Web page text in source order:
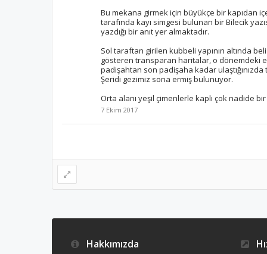
Bu mekana girmek için büyükçe bir kapıdan
tarafında kayı simgesi bulunan bir Bilecik
yazdığı bir anıt yer almaktadır.
Sol taraftan girilen kubbeli yapının altında
gösteren transparan haritalar, o dönemdeki
padişahtan son padişaha kadar ulaştığınızda
Şeridi gezimiz sona ermiş bulunuyor.
Orta alanı yeşil çimenlerle kaplı çok nadide
7 Ekim 2017
Hakkımızda